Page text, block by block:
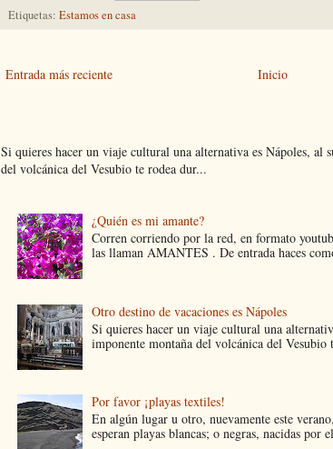
Etiquetas: Estamos en casa
Entrada más reciente Inicio
Si quieres hacer un viaje cultural una alternativa es Nápoles, al
del volcánica del Vesubio te rodea dur...
¿Quién es mi amante?
Corren corriendo por la red, en formato
las llaman AMANTES . De entrada haces
Otro destino de vacaciones es Nápoles
Si quieres hacer un viaje cultural una
imponente montaña del volcánica del Vesubio
Por favor ¡playas textiles!
En algún lugar u otro, nuevamente este
esperan playas blancas; o negras, nacidas por